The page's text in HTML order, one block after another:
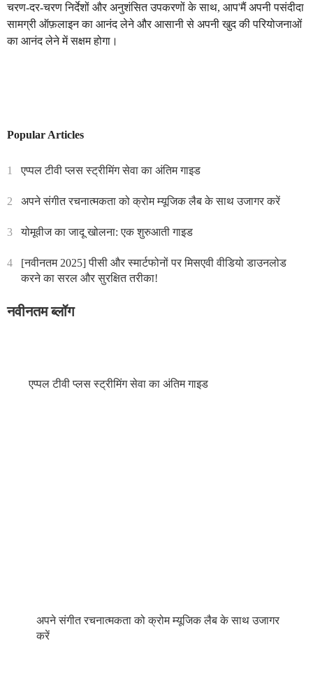
चरण-दर-चरण निर्देशों और अनुशंसित उपकरणों के साथ, आप'मैं अपनी पसंदीदा
सामग्री ऑफ़लाइन का आनंद लेने और आसानी से अपनी खुद की परियोजनाओं
का आनंद लेने में सक्षम होगा।
Popular Articles
1 एप्पल टीवी प्लस स्ट्रीमिंग सेवा का अंतिम गाइड
2 अपने संगीत रचनात्मकता को क्रोम म्यूजिक लैब के साथ उजागर करें
3 योमूवीज का जादू खोलना: एक शुरुआती गाइड
4
[नवीनतम 2025] पीसी और स्मार्टफोनों पर मिसएवी वीडियो डाउनलोड
करने का सरल और सुरक्षित तरीका!
नवीनतम ब्लॉग
एप्पल टीवी प्लस स्ट्रीमिंग सेवा का अंतिम गाइड
अपने संगीत रचनात्मकता को क्रोम म्यूजिक लैब के साथ उजागर
करें